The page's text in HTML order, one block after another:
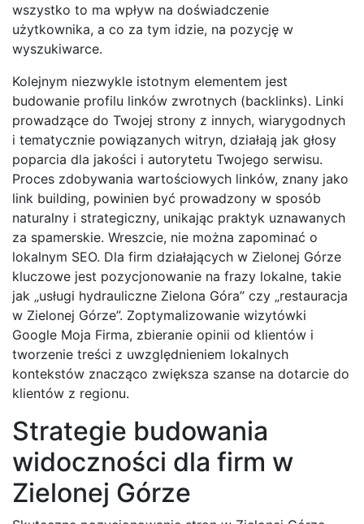
wszystko to ma wpływ na doświadczenie
użytkownika, a co za tym idzie, na pozycję w
wyszukiwarce.
Kolejnym niezwykle istotnym elementem jest
budowanie profilu linków zwrotnych (backlinks). Linki
prowadzące do Twojej strony z innych, wiarygodnych
i tematycznie powiązanych witryn, działają jak głosy
poparcia dla jakości i autorytetu Twojego serwisu.
Proces zdobywania wartościowych linków, znany jako
link building, powinien być prowadzony w sposób
naturalny i strategiczny, unikając praktyk uznawanych
za spamerskie. Wreszcie, nie można zapominać o
lokalnym SEO. Dla firm działających w Zielonej Górze
kluczowe jest pozycjonowanie na frazy lokalne, takie
jak „usługi hydrauliczne Zielona Góra” czy „restauracja
w Zielonej Górze”. Zoptymalizowanie wizytówki
Google Moja Firma, zbieranie opinii od klientów i
tworzenie treści z uwzględnieniem lokalnych
kontekstów znacząco zwiększa szanse na dotarcie do
klientów z regionu.
Strategie budowania
widoczności dla firm w
Zielonej Górze